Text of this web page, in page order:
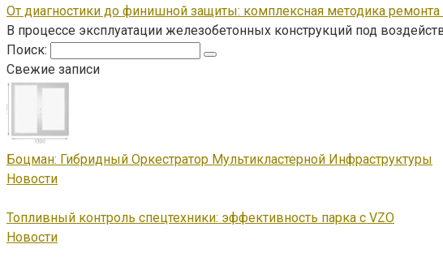
От диагностики до финишной защиты: комплексная методика
В процессе эксплуатации железобетонных конструкций под
Поиск:
Свежие записи
Боцман: Гибридный Оркестратор Мультикластерной Инфраструктуры
Новости
Топливный контроль спецтехники: эффективность парка с VZO
Новости